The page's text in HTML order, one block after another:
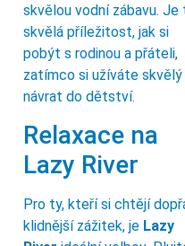
skvělou vodní zábavu. Je
skvělá příležitost, jak si
pobýt s rodinou a přáteli,
zatímco si užíváte skvělý
návrat do dětství.
Relaxace na
Lazy River
Pro ty, kteří si chtějí
klidnější zážitek, je Lazy